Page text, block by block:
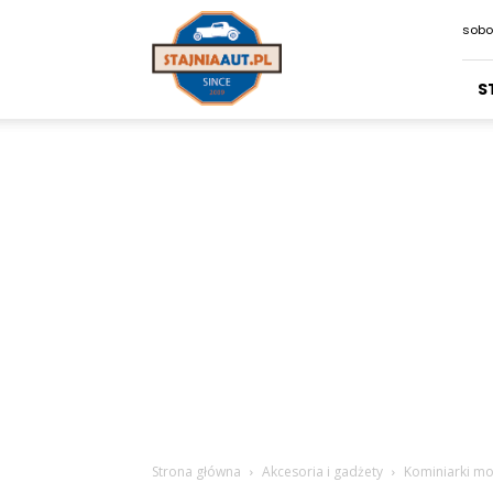
Stajniaaut.pl
Strona główna Akcesoria i gadżety Kominiarki